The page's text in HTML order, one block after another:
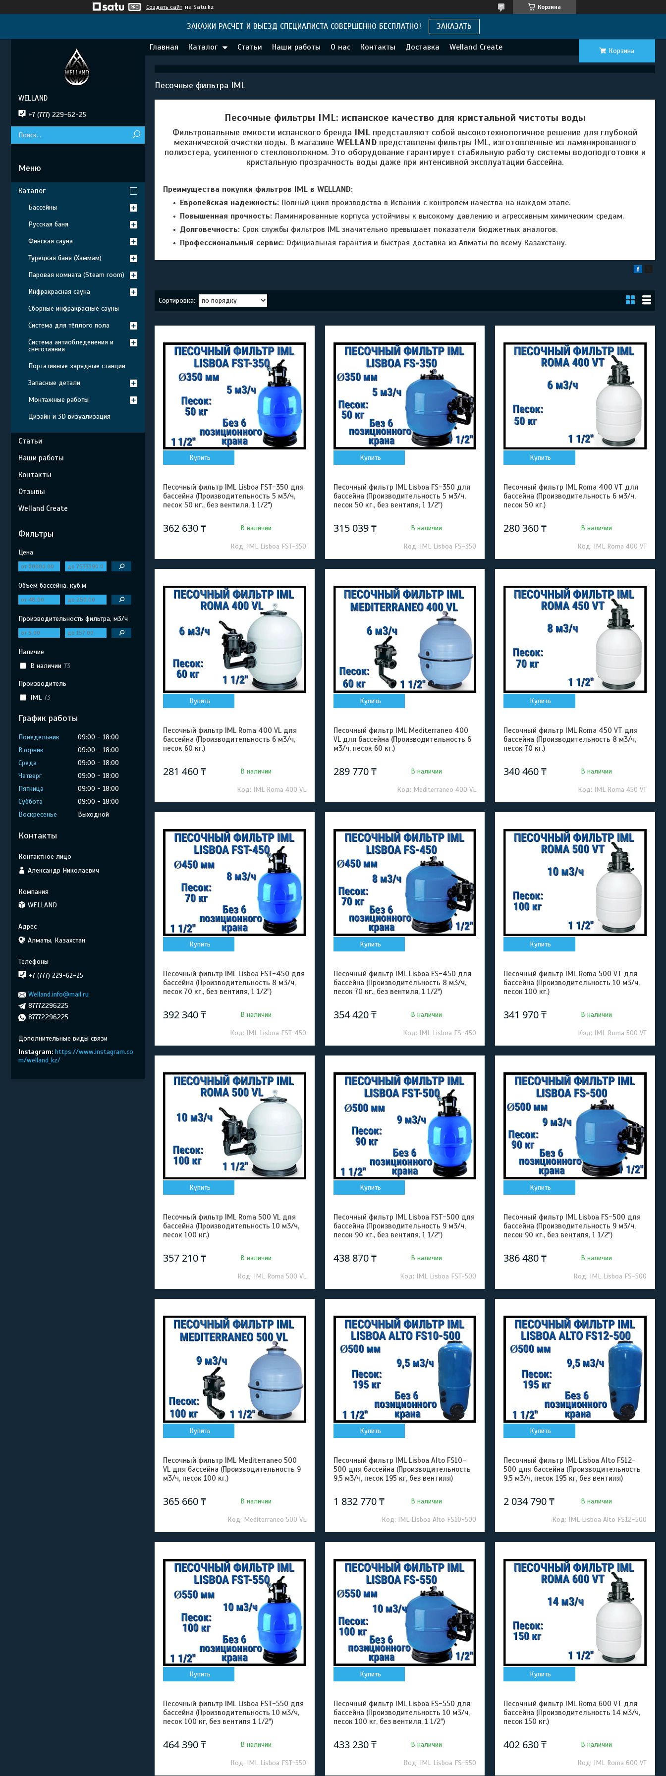
Создать сайт на Satu.kz Корзина
ЗАКАЖИ РАСЧЕТ И ВЫЕЗД СПЕЦИАЛИСТА СОВЕРШЕННО БЕСПЛАТНО! ЗАКАЗАТЬ
Главная Каталог Статьи Наши работы О нас Контакты Доставка Welland Create Корзина
Песочные фильтра IML
Песочные фильтры IML: испанское качество для кристальной чистоты воды
Фильтровальные емкости испанского бренда IML представляют собой высокотехнологичное решение для глубокой
механической очистки воды. В магазине WELLANDпредставлены фильтры IML, изготовленные из ламинированного
полиэстера, усиленного стекловолокном. Это оборудование гарантирует стабильную работу системы водоподготовки и
кристальную прозрачность воды даже при интенсивной эксплуатации бассейна.
Преимущества покупки фильтров IML в WELLAND:
Европейская надежность: Полный цикл производства в Испании с контролем качества на каждом этапе.
Повышенная прочность: Ламинированные корпуса устойчивы к высокому давлению и агрессивным химическим средам.
Долговечность: Срок службы фильтров IML значительно превышает показатели бюджетных аналогов.
Профессиональный сервис: Официальная гарантия и быстрая доставка из Алматы по всему Казахстану.
Купить
Песочный фильтр IML Lisboa FST-350 для
бассейна (Производительность 5 м3/ч,
песок 50 кг., без вентиля, 1 1/2")
362 630 ₸ В наличии
IML Lisboa FST-350
Купить
Песочный фильтр IML Lisboa FS-350 для
бассейна (Производительность 5 м3/ч,
песок 50 кг., без вентиля, 1 1/2")
315 039 ₸ В наличии
IML Lisboa FS-350
Купить
Песочный фильтр IML Roma 400 VT для
бассейна (Производительность 6 м3/ч,
песок 50 кг.)
280 360 ₸ В наличии
IML Roma 400 VT
Купить
Песочный фильтр IML Roma 400 VL для
бассейна (Производительность 6 м3/ч,
песок 60 кг.)
281 460 ₸ В наличии
IML Roma 400 VL
Купить
Песочный фильтр IML Mediterraneo 400
VL для бассейна (Производительность 6
м3/ч, песок 60 кг.)
289 770 ₸ В наличии
Mediterraneo 400 VL
Купить
Песочный фильтр IML Roma 450 VT для
бассейна (Производительность 8 м3/ч,
песок 70 кг.)
340 460 ₸ В наличии
IML Roma 450 VT
Купить
Песочный фильтр IML Lisboa FST-450 для
бассейна (Производительность 8 м3/ч,
песок 70 кг., без вентиля, 1 1/2")
392 340 ₸ В наличии
IML Lisboa FST-450
Купить
Песочный фильтр IML Lisboa FS-450 для
бассейна (Производительность 8 м3/ч,
песок 70 кг., без вентиля, 1 1/2")
354 420 ₸ В наличии
IML Lisboa FS-450
Купить
Песочный фильтр IML Roma 500 VT для
бассейна (Производительность 10 м3/ч,
песок 100 кг.)
341 970 ₸ В наличии
IML Roma 500 VT
Купить
Песочный фильтр IML Roma 500 VL для
бассейна (Производительность 10 м3/ч,
песок 100 кг.)
357 210 ₸ В наличии
IML Roma 500 VL
Купить
Песочный фильтр IML Lisboa FST-500 для
бассейна (Производительность 9 м3/ч,
песок 90 кг., без вентиля, 1 1/2")
438 870 ₸ В наличии
IML Lisboa FST-500
Купить
Песочный фильтр IML Lisboa FS-500 для
бассейна (Производительность 9 м3/ч,
песок 90 кг., без вентиля, 1 1/2")
386 480 ₸ В наличии
IML Lisboa FS-500
Купить
Песочный фильтр IML Mediterraneo 500
VL для бассейна (Производительность 9
м3/ч, песок 100 кг.)
365 660 ₸ В наличии
Mediterraneo 500 VL
Купить
Песочный фильтр IML Lisboa Alto FS10-
500 для бассейна (Производительность
9,5 м3/ч, песок 195 кг, без вентиля)
1 832 770 ₸ В наличии
IML Lisboa Alto FS10-500
Купить
Песочный фильтр IML Lisboa Alto FS12-
500 для бассейна (Производительность
9,5 м3/ч, песок 195 кг, без вентиля)
2 034 790 ₸ В наличии
IML Lisboa Alto FS12-500
Купить
Песочный фильтр IML Lisboa FST-550 для
бассейна (Производительность 10 м3/ч,
песок 100 кг, без вентиля 1 1/2")
464 390 ₸ В наличии
IML Lisboa FST-550
Купить
Песочный фильтр IML Lisboa FS-550 для
бассейна (Производительность 10 м3/ч,
песок 100 кг, без вентиля, 1 1/2")
433 230 ₸ В наличии
IML Lisboa FS-550
Купить
Песочный фильтр IML Roma 600 VT для
бассейна (Производительность 14 м3/ч,
песок 150 кг.)
402 630 ₸ В наличии
IML Roma 600 VT
WELLAND
+7 (777) 229-62-25
Каталог
Бассейны
Русская баня
Финская сауна
Турецкая баня (Хаммам)
Паровая комната (Steam room)
Инфракрасная сауна
Сборные инфракрасные сауны
Система для тёплого пола
Система антиобледенения и
снеготаяния
Портативные зарядные станции
Запасные детали
Монтажные работы
Дизайн и 3D визуализация
Статьи
Наши работы
Контакты
Отзывы
Welland Create
Фильтры
Цена
Объем бассейна, куб.м
Производительность фильтра, м3/ч
Наличие
В наличии 73
Производитель
IML 73
График работы
Понедельник 09:00
18:00
Вторник
09:00
18:00
Среда
09:00
18:00
Четверг
09:00
18:00
Пятница
09:00
18:00
Суббота
09:00
18:00
Воскресенье
Выходной
Контакты
Александр Николаевич
WELLAND
Алматы, Казахстан
+7 (777) 229-62-25
Welland.info@mail.ru
87772296225
87772296225
Instagram https://www.instagram.co
m/welland_kz/